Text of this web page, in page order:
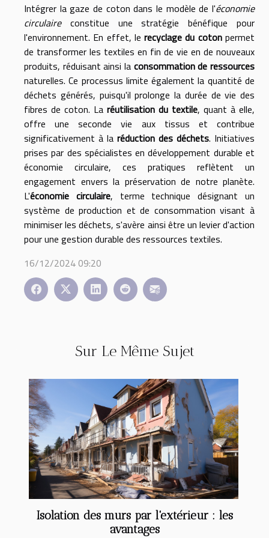
Sur Le Même Sujet
Isolation des murs par l'extérieur : les
avantages
Intégrer la gaze de coton dans le modèle de l'économie
circulaireconstitue une stratégie bénéfique pour
l'environnement. En effet, lerecyclage du cotonpermet
de transformer les textiles en fin de vie en de nouveaux
produits, réduisant ainsi la consommation de ressources
naturelles. Ce processus limite également la quantité de
déchets générés, puisqu'il prolonge la durée de vie des
fibres de coton. La réutilisation du textile, quant à elle,
offre une seconde vie aux tissus et contribue
significativement à la réduction des déchets. Initiatives
prises par des spécialistes en développement durable et
économie circulaire, ces pratiques reflètent un
engagement envers la préservation de notre planète.
L'économie circulaire, terme technique désignant un
système de production et de consommation visant à
minimiser les déchets, s'avère ainsi être un levier d'action
pour une gestion durable des ressources textiles.
16/12/2024 09:20